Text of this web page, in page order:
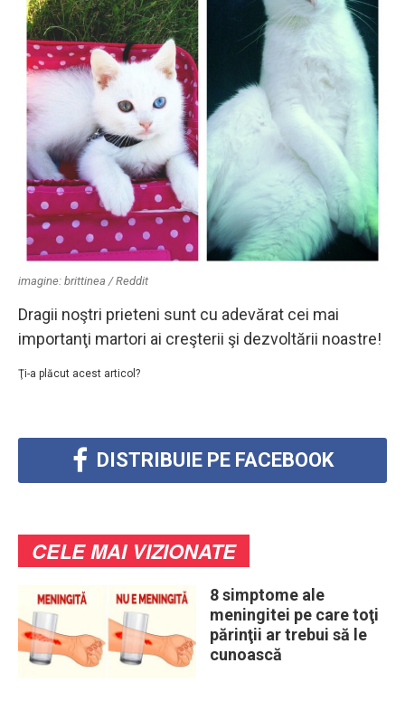
imagine: brittinea / Reddit
Dragii noştri prieteni sunt cu adevărat cei mai
importanţi martori ai creşterii şi dezvoltării noastre!
Ţi-a plăcut acest articol?
DISTRIBUIE PE FACEBOOK
CELE MAI VIZIONATE
8 simptome ale
meningitei pe care toţi
părinţii ar trebui să le
cunoască